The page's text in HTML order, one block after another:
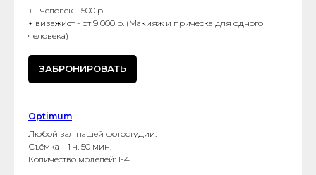
+ 1 человек - 500 р.
+ визажист - от 9 000 р. (Макияж и прическа для одного
человека)
ЗАБРОНИРОВАТЬ
Optimum
Любой зал нашей фотостудии.
Съёмка – 1 ч. 50 мин.
Количество моделей: 1-4